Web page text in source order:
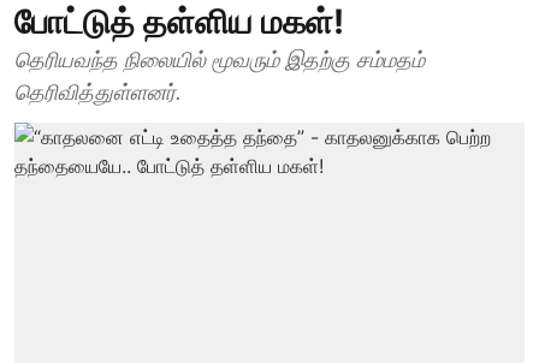
போட்டுத் தள்ளிய மகள்!
தெரியவந்த நிலையில் மூவரும் இதற்கு சம்மதம்
தெரிவித்துள்ளனர்.